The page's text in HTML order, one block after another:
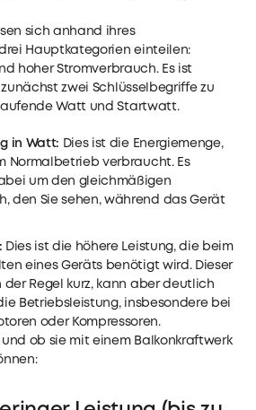
sich anhand ihres
Hauptkategorien einteilen:
hoher Stromverbrauch. Es ist
zwei Schlüsselbegriffe zu
Watt und Startwatt.
in Watt: Dies ist die Energiemenge,
Normalbetrieb verbraucht. Es
um den gleichmäßigen
den Sie sehen, während das Gerät
Dies ist die höhere Leistung, die beim
eines Geräts benötigt wird. Dieser
der Regel kurz, kann aber deutlich
Betriebsleistung, insbesondere bei
oder Kompressoren.
ob sie mit einem Balkonkraftwerk